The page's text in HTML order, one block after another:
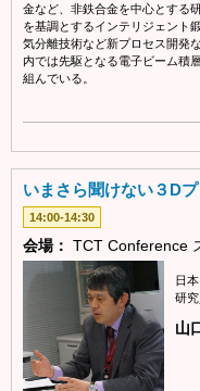
金など、非鉄合金を中心とする
を基調とするインテリジェント
気分離技術など新プロセス開発
内では先駆となる電子ビーム積
組んでいる。
いまさら聞けない３D
14:00-14:30
会場： TCT Conference
日
研究
山